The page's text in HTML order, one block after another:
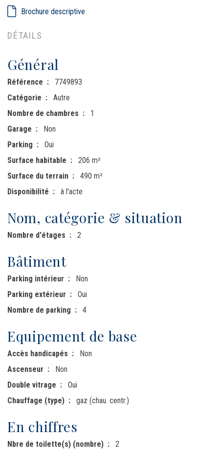
Brochure descriptive
DÉTAILS
Général
Référence
7749893
Catégorie
Autre
Nombre de chambres
1
Garage
Non
Parking
Oui
Surface habitable
206 m²
Surface du terrain
490 m²
Disponibilité
à l'acte
Nom, catégorie & situation
Nombre d'étages 2
Bâtiment
Parking intérieur
Non
Parking extérieur
Oui
Nombre de parking
4
Equipement de base
Accès handicapés
Non
Ascenseur
Non
Double vitrage
Oui
Chauffage (type)
gaz (chau. centr.)
En chiffres
Nbre de toilette(s) (nombre) 2